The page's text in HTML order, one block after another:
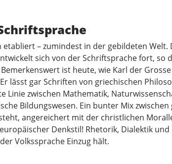
etabliert – zumindest in der gebildeten Welt.
sich von der Schriftsprache fort, so
ist heute, wie Karl der
lässt gar Schriften von griechischen
Linie zwischen Mathematik,
Bildungswesen. Ein bunter Mix
angereichert mit der christlichen
Denkstil! Rhetorik, Dialektik
Volkssprache Einzug hält.